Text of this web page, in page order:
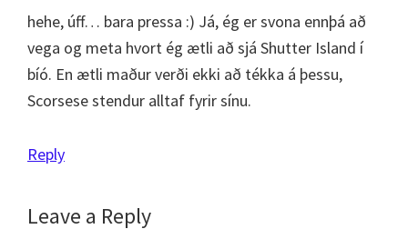
hehe, úff… bara pressa :) Já, ég er svona ennþá að
vega og meta hvort ég ætli að sjá Shutter Island í
bíó. En ætli maður verði ekki að tékka á þessu,
Scorsese stendur alltaf fyrir sínu.
Reply
Leave a Reply